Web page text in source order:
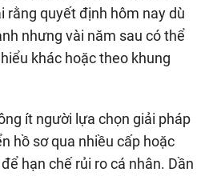
rằng quyết định hôm nay dù
nhưng vài năm sau có thể
khác hoặc theo khung
ít người lựa chọn giải pháp
hồ sơ qua nhiều cấp hoặc
hạn chế rủi ro cá nhân. Dần